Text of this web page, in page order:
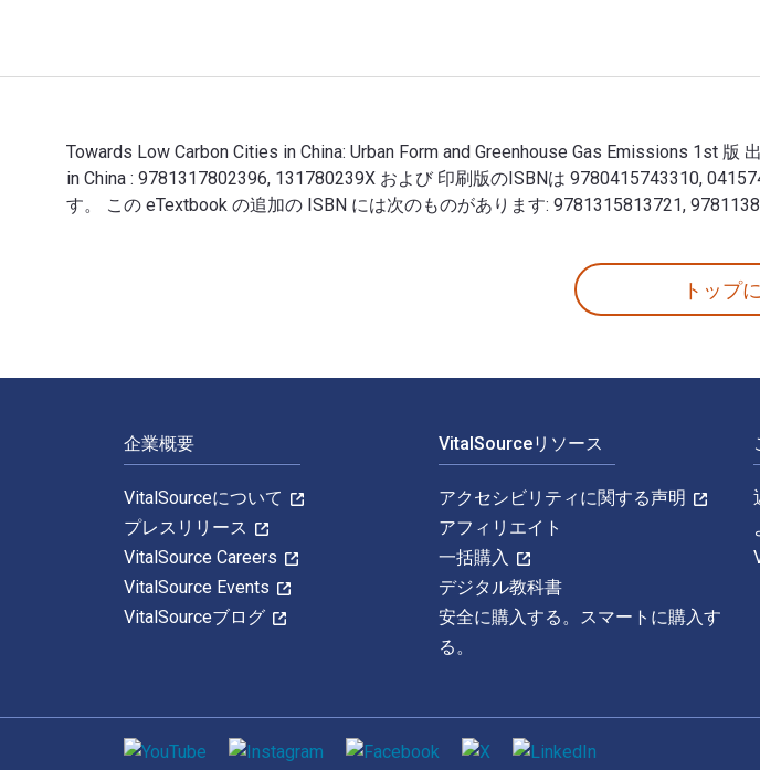
Towards Low Carbon Cities in China: Urban Form and Greenhouse Gas Emissions 1st
in China : 9781317802396, 131780239X および 印刷版のISBNは 9780415743310,
す。 この eTextbook の追加の ISBN には次のものがあります: 9781315813721,
トップ
企業概要
VitalSourceについて
プレスリリース
VitalSource Careers
VitalSource Events
VitalSourceブログ
VitalSourceリソース
アクセシビリティに関する声明
アフィリエイト
一括購入
デジタル教科書
安全に購入する。スマートに購入す
る。
ソーシャルメディア